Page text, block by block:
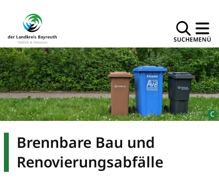
SUCHEMENÜ
Brennbare Bau und
Renovierungsabfälle